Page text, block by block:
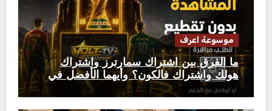
موسوعة اعرف
ما الفرق بين اشتراك سمارترز واشتراك
هولك واشتراك فالكون؟ وأيهما الأفضل في
2026؟